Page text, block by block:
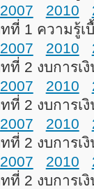
2007
2010
ที่ 1 ความรู้เ
2007
2010
ที่ 2 งบการเงิ
2007
2010
ที่ 2 งบการเ
2007
2010
ที่ 2 งบการเ
2007
2010
ที่ 2 งบการเ